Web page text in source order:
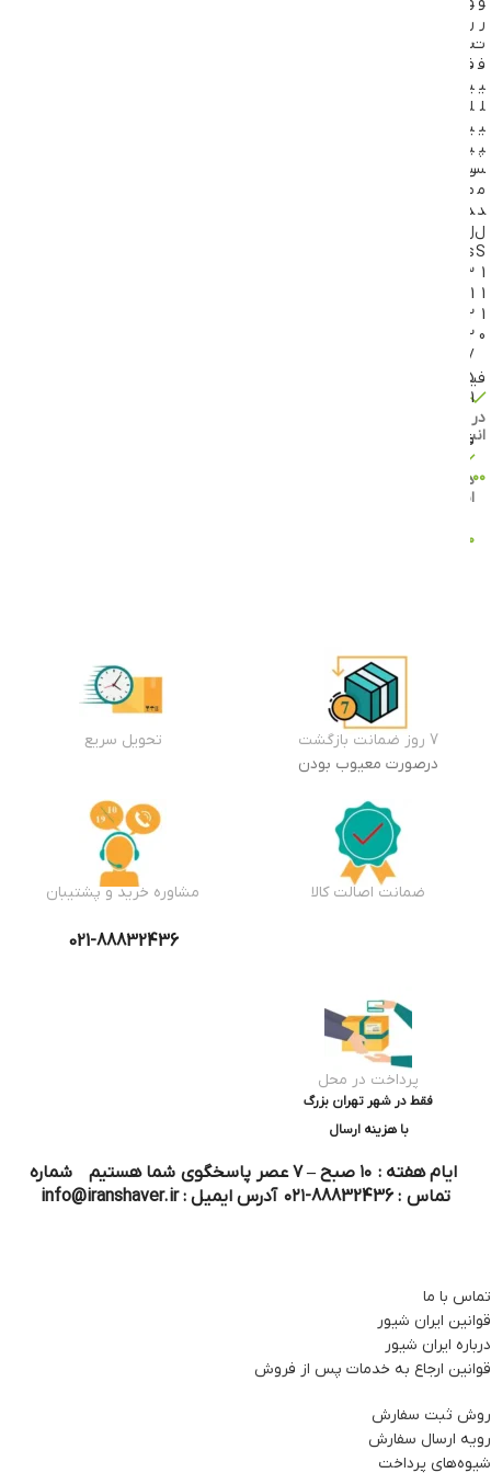
ر
ت
ف
ی
ل
ی
پ
س
م
د
ل
S
1
1
1
0
فیلیپس
در
انبار
۱۵,۸۲۲,۰۰۰
افزودن
خرید
ر
ت
ف
ی
ل
ی
پ
س
م
د
ل
s
3
1
2
2
/
5
1
فیلیپس
در
انبار
۱۱,۷۸۴,۰۰۰
7 روز ضمانت بازگشت
درصورت معیوب بودن
تحویل سریع
ضمانت اصالت کالا مشاوره خرید و پشتیبان
021-88832436
پرداخت در محل
فقط در شهر تهران بزرگ
با هزینه ارسال
ایام هفته : ۱۰ صبح – ۷ عصر پاسخگوی شما هستیم شماره
تماس : 88832436-۰۲۱ آدرس ایمیل : info@iranshaver.ir
تماس با ما
قوانین ایران شیور
درباره ایران شیور
قوانین ارجاع به خدمات پس از فروش
روش ثبت سفارش
رویه ارسال سفارش
شیوه‌های پرداخت